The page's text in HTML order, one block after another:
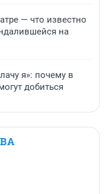
— что известно
на
я»: почему в
добиться